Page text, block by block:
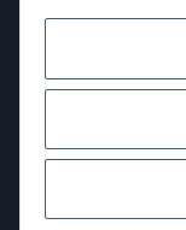
Dienstag:
Freitag: